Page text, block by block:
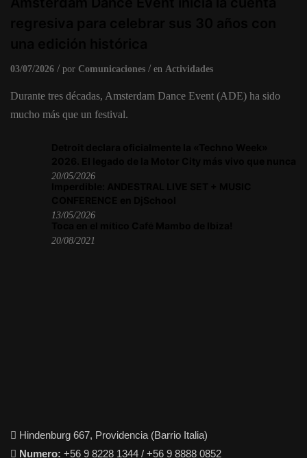
03/07/2026 por Comunicaciones en Actividades
Durante tres décadas, Amsterdam Dance Event (ADE) ha sido
mucho más que un festival.
20/05/2026
13/05/2026
20/08/2021
Hindenburg 667, Providencia (Barrio Italia)
Numero: +56 9 8228 1344 / +56 9 8888 0852